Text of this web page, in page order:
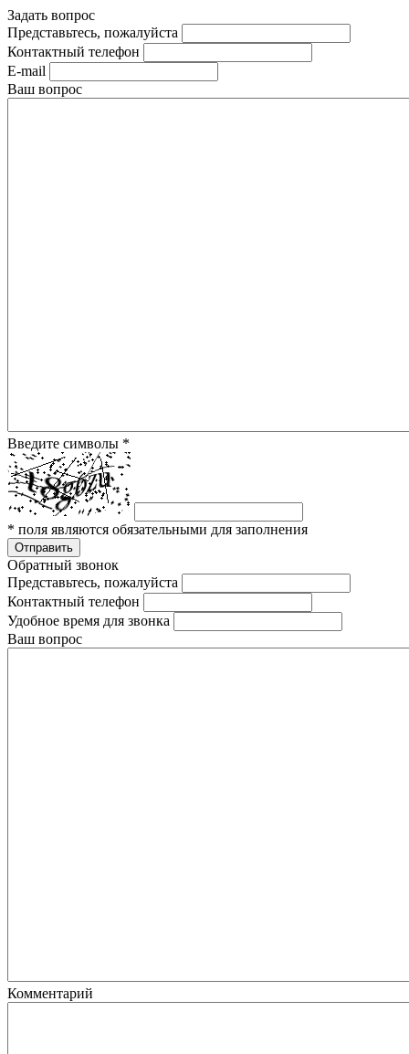
Задать вопрос
Представьтесь, пожалуйста
Контактный телефон
E-mail
Ваш вопрос
Введите символы *
* поля являются обязательными для заполнения
Отправить
Обратный звонок
Представьтесь, пожалуйста
Контактный телефон
Удобное время для звонка
Ваш вопрос
Комментарий